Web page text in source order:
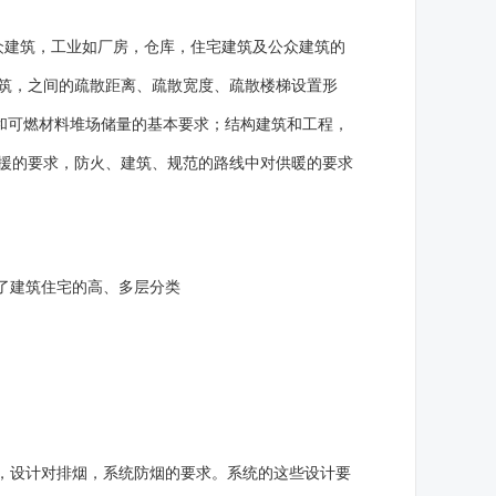
，工业如厂房，仓库，住宅建筑及公众建筑的
，之间的疏散距离、疏散宽度、疏散楼梯设置形
燃材料堆场储量的基本要求；结构建筑和工程，
的要求，防火、建筑、规范的路线中对供暖的要求
筑住宅的高、多层分类
计对排烟，系统防烟的要求。系统的这些设计要